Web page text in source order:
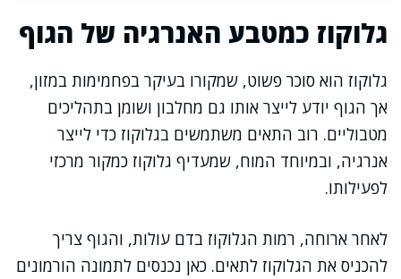
גלוקוז כמטבע האנרגיה של הגוף
גלוקוז הוא סוכר פשוט, שמקורו בעיקר בפחמימות במזון,
אך הגוף יודע לייצר אותו גם מחלבון ושומן בתהליכים
מטבוליים. רוב התאים משתמשים בגלוקוז כדי לייצר
אנרגיה, ובמיוחד המוח, שמעדיף גלוקוז כמקור מרכזי
לפעילותו.
לאחר ארוחה, רמות הגלוקוז בדם עולות, והגוף צריך
להכניס את הגלוקוז לתאים. כאן נכנסים לתמונה הורמונים